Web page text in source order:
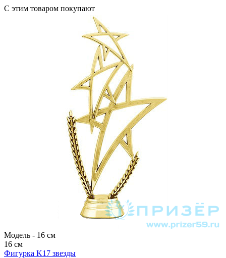
С этим товаром покупают
Модель - 16 см
16 см
Фигурка K17 звезды